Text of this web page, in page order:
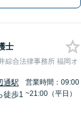
士
綜合法律事務所 福岡オ
通駅
徒歩1
営業時間：09:00
~21:00（平日）